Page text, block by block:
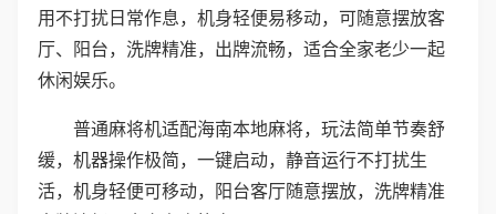
用不打扰日常作息，机身轻便易移动，可随意摆放客
厅、阳台，洗牌精准，出牌流畅，适合全家老少一起
休闲娱乐。
普通麻将机适配海南本地麻将，玩法简单节奏舒
缓，机器操作极简，一键启动，静音运行不打扰生
活，机身轻便可移动，阳台客厅随意摆放，洗牌精准